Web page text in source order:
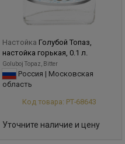
Настойка Голубой Топаз,
настойка горькая, 0.1 л.
Goluboj Topaz, Bitter
Россия | Московская
область
Код товара: РТ-68643
Уточните наличие и цену